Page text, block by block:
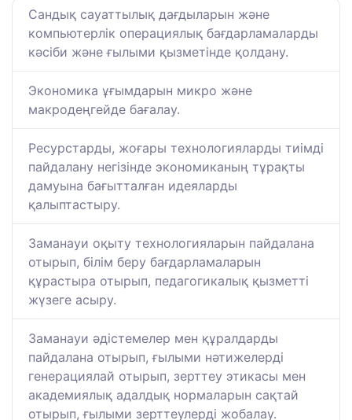
Сандық сауаттылық дағдыларын және
компьютерлік операциялық бағдарламаларды
кәсіби және ғылыми қызметінде қолдану.
Экономика ұғымдарын микро және
макродеңгейде бағалау.
Ресурстарды, жоғары технологияларды тиімді
пайдалану негізінде экономиканың тұрақты
дамуына бағытталған идеяларды
қалыптастыру.
Заманауи оқыту технологияларын пайдалана
отырып, білім беру бағдарламаларын
құрастыра отырып, педагогикалық қызметті
жүзеге асыру.
Заманауи әдістемелер мен құралдарды
пайдалана отырып, ғылыми нәтижелерді
генерациялай отырып, зерттеу этикасы мен
академиялық адалдық нормаларын сақтай
отырып, ғылыми зерттеулерді жобалау.